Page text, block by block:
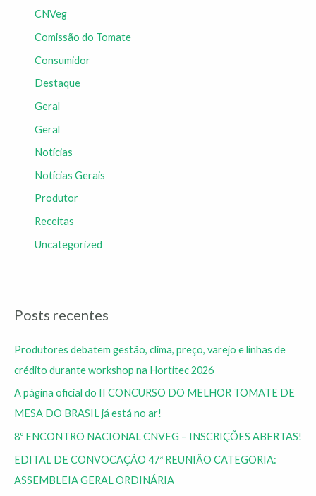
CNVeg
Comissão do Tomate
Consumidor
Destaque
Geral
Geral
Notícias
Notícias Gerais
Produtor
Receitas
Uncategorized
Posts recentes
Produtores debatem gestão, clima, preço, varejo e linhas de
crédito durante workshop na Hortitec 2026
A página oficial do II CONCURSO DO MELHOR TOMATE DE
MESA DO BRASIL já está no ar!
8º ENCONTRO NACIONAL CNVEG – INSCRIÇÕES ABERTAS!
EDITAL DE CONVOCAÇÃO 47ª REUNIÃO CATEGORIA:
ASSEMBLEIA GERAL ORDINÁRIA